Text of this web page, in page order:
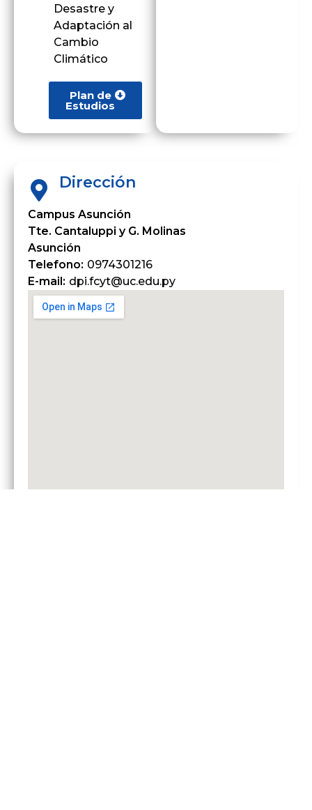
Desastre y
Adaptación al
Cambio
Climático
Plan de
Estudios
Dirección
Campus Asunción
Tte. Cantaluppi y G. Molinas
Asunción
Telefono: 0974301216
E-mail: dpi.fcyt@uc.edu.py